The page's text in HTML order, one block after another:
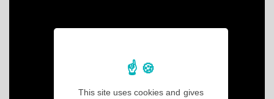
This site uses cookies and gives